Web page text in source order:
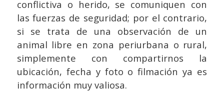
conflictiva o herido, se comuniquen con
las fuerzas de seguridad; por el contrario,
si se trata de una observación de un
animal libre en zona periurbana o rural,
simplemente con compartirnos la
ubicación, fecha y foto o filmación ya es
información muy valiosa.